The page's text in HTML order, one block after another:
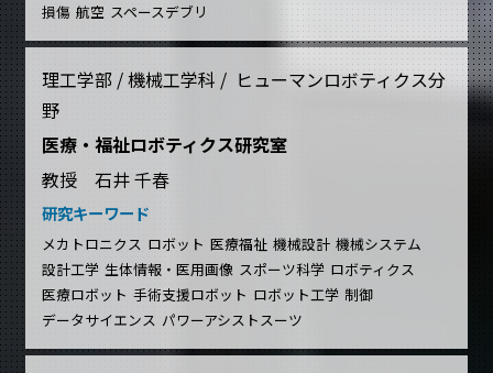
損傷 航空 スペースデブリ
理工学部 / 機械工学科 / ヒューマンロボティクス分
野
医療・福祉ロボティクス研究室
教授 石井 千春
研究キーワード
メカトロニクス ロボット 医療福祉 機械設計 機械システム
設計工学 生体情報・医用画像 スポーツ科学 ロボティクス
医療ロボット 手術支援ロボット ロボット工学 制御
データサイエンス パワーアシストスーツ